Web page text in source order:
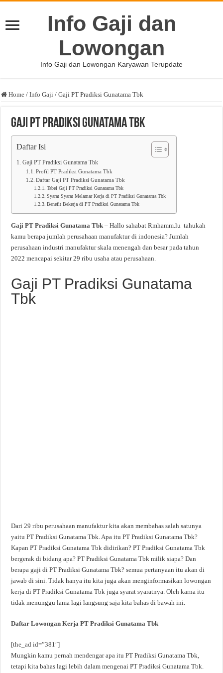
Info Gaji dan
Lowongan
Info Gaji dan Lowongan Karyawan Terupdate
Home / Info Gaji / Gaji PT Pradiksi Gunatama Tbk
Gaji PT Pradiksi Gunatama Tbk
Daftar Isi
Gaji PT Pradiksi Gunatama Tbk
Profil PT Pradiksi Gunatama Tbk
Daftar Gaji PT Pradiksi Gunatama Tbk
Tabel Gaji PT Pradiksi Gunatama Tbk
Syarat Syarat Melamar Kerja di PT Pradiksi Gunatama Tbk
Benefit Bekerja di PT Pradiksi Gunatama Tbk
Gaji PT Pradiksi Gunatama Tbk – Hallo sahabat Rmhamm.lu tahukah
kamu berapa jumlah perusahaan manufaktur di indonesia? Jumlah
perusahaan industri manufaktur skala menengah dan besar pada tahun
2022 mencapai sekitar 29 ribu usaha atau perusahaan.
Gaji PT Pradiksi Gunatama
Tbk
Dari 29 ribu perusahaan manufaktur kita akan membahas salah satunya
yaitu PT Pradiksi Gunatama Tbk. Apa itu PT Pradiksi Gunatama Tbk?
Kapan PT Pradiksi Gunatama Tbk didirikan? PT Pradiksi Gunatama Tbk
bergerak di bidang apa? PT Pradiksi Gunatama Tbk milik siapa? Dan
berapa gaji di PT Pradiksi Gunatama Tbk? semua pertanyaan itu akan di
jawab di sini. Tidak hanya itu kita juga akan menginformasikan lowongan
kerja di PT Pradiksi Gunatama Tbk juga syarat syaratnya. Oleh karna itu
tidak menunggu lama lagi langsung saja kita bahas di bawah ini.
Daftar Lowongan Kerja PT Pradiksi Gunatama Tbk
[the_ad id=”381″]
Mungkin kamu pernah mendengar apa itu PT Pradiksi Gunatama Tbk,
tetapi kita bahas lagi lebih dalam mengenai PT Pradiksi Gunatama Tbk.